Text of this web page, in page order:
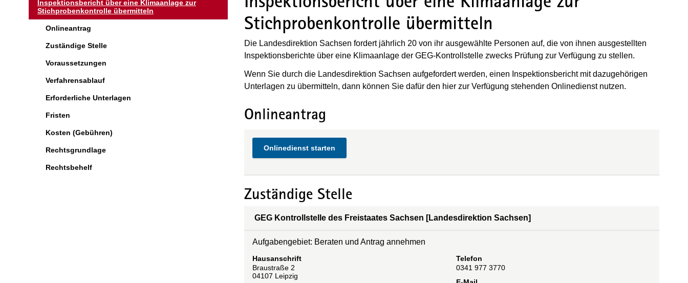
Inspektionsbericht über eine Klimaanlage zur
Stichprobenkontrolle übermitteln
Onlineantrag
Zuständige Stelle
Voraussetzungen
Verfahrensablauf
Erforderliche Unterlagen
Fristen
Kosten (Gebühren)
Rechtsgrundlage
Rechtsbehelf
Stichprobenkontrolle übermitteln
Die Landesdirektion Sachsen fordert jährlich 20 von ihr ausgewählte Personen auf, die von ihnen ausgestellten
Inspektionsberichte über eine Klimaanlage der GEG-Kontrollstelle zwecks Prüfung zur Verfügung zu stellen.
Wenn Sie durch die Landesdirektion Sachsen aufgefordert werden, einen Inspektionsbericht mit dazugehörigen
Unterlagen zu übermitteln, dann können Sie dafür den hier zur Verfügung stehenden Onlinedienst nutzen.
Onlineantrag
Onlinedienst starten
Zuständige Stelle
GEG Kontrollstelle des Freistaates Sachsen [Landesdirektion Sachsen]
Aufgabengebiet: Beraten und Antrag annehmen
Hausanschrift
Braustraße 2
04107 Leipzig
Telefon
0341 977 3770